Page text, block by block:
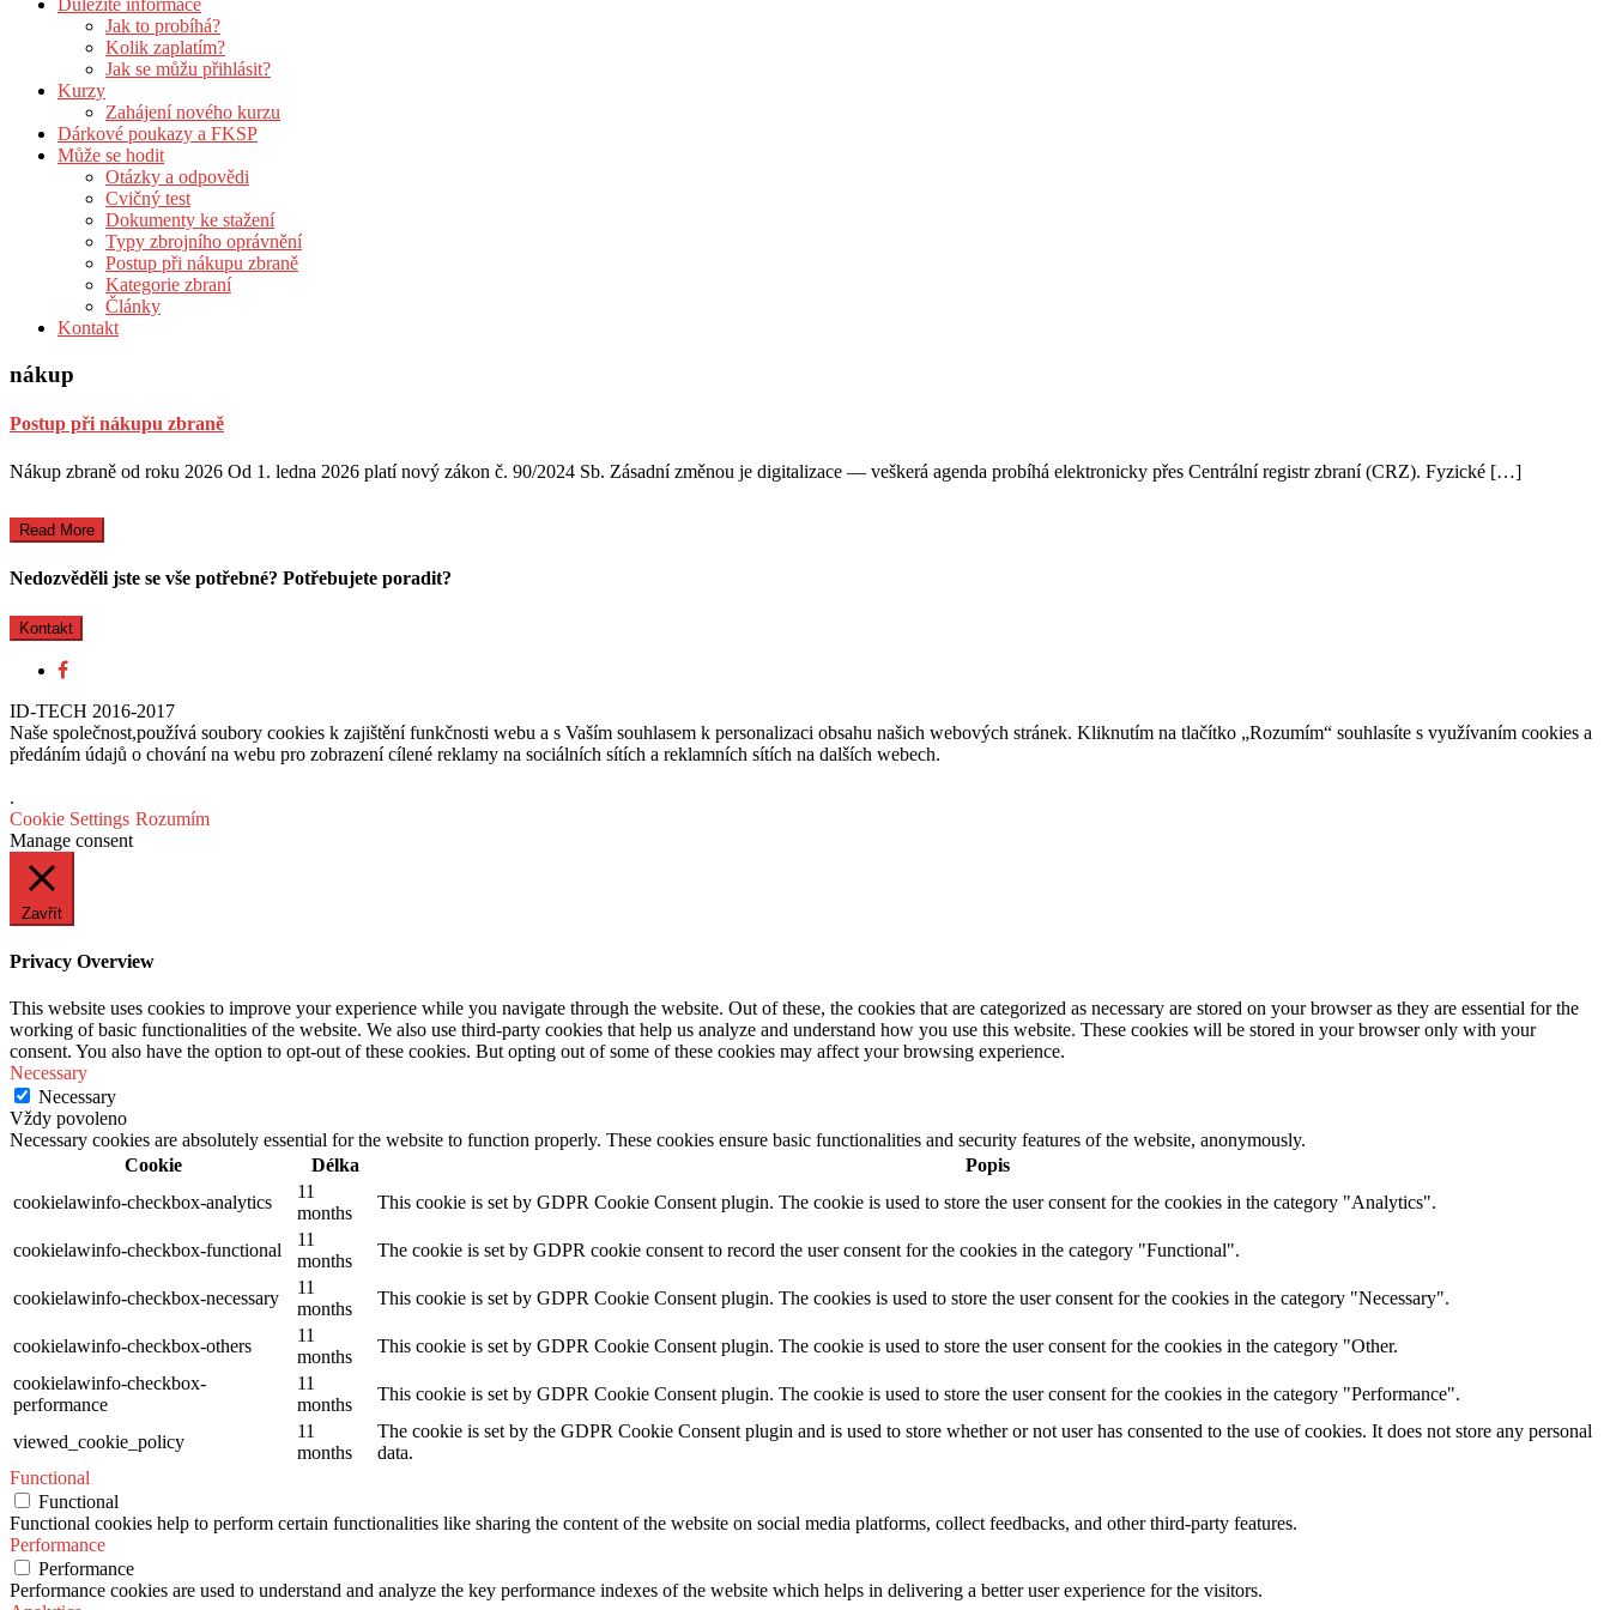
Důležité informace
Jak to probíhá?
Kolik zaplatím?
Jak se můžu přihlásit?
Kurzy
Zahájení nového kurzu
Dárkové poukazy a FKSP
Může se hodit
Otázky a odpovědi
Cvičný test
Dokumenty ke stažení
Typy zbrojního oprávnění
Postup při nákupu zbraně
Kategorie zbraní
Články
Kontakt
nákup
Postup při nákupu zbraně
Nákup zbraně od roku 2026 Od 1. ledna 2026 platí nový zákon č. 90/2024 Sb. Zásadní změnou je digitalizace — veškerá agenda probíhá elektronicky přes Centrální registr zbraní (CRZ). Fyzické […]
Read More
Nedozvěděli jste se vše potřebné? Potřebujete poradit?
Kontakt
ID-TECH 2016-2017
Naše společnost,používá soubory cookies k zajištění funkčnosti webu a s Vaším souhlasem k personalizaci obsahu našich webových stránek. Kliknutím na tlačítko „Rozumím“ souhlasíte s využívaním cookies a
předáním údajů o chování na webu pro zobrazení cílené reklamy na sociálních sítích a reklamních sítích na dalších webech.
.
Cookie Settings Rozumím
Manage consent
Zavřít
Privacy Overview
This website uses cookies to improve your experience while you navigate through the website. Out of these, the cookies that are categorized as necessary are stored on your browser as they are essential for the
working of basic functionalities of the website. We also use third-party cookies that help us analyze and understand how you use this website. These cookies will be stored in your browser only with your
consent. You also have the option to opt-out of these cookies. But opting out of some of these cookies may affect your browsing experience.
Necessary
Necessary
Vždy povoleno
Necessary cookies are absolutely essential for the website to function properly. These cookies ensure basic functionalities and security features of the website, anonymously.
Cookie
Délka
Popis
cookielawinfo-checkbox-analytics
11
months
This cookie is set by GDPR Cookie Consent plugin. The cookie is used to store the user consent for the cookies in the category "Analytics".
cookielawinfo-checkbox-functional
11
months
The cookie is set by GDPR cookie consent to record the user consent for the cookies in the category "Functional".
cookielawinfo-checkbox-necessary
11
months
This cookie is set by GDPR Cookie Consent plugin. The cookies is used to store the user consent for the cookies in the category "Necessary".
cookielawinfo-checkbox-others
11
months
This cookie is set by GDPR Cookie Consent plugin. The cookie is used to store the user consent for the cookies in the category "Other.
cookielawinfo-checkbox-
performance
11
months
This cookie is set by GDPR Cookie Consent plugin. The cookie is used to store the user consent for the cookies in the category "Performance".
viewed_cookie_policy
11
months
The cookie is set by the GDPR Cookie Consent plugin and is used to store whether or not user has consented to the use of cookies. It does not store any personal
data.
Functional
Functional
Functional cookies help to perform certain functionalities like sharing the content of the website on social media platforms, collect feedbacks, and other third-party features.
Performance
Performance
Performance cookies are used to understand and analyze the key performance indexes of the website which helps in delivering a better user experience for the visitors.